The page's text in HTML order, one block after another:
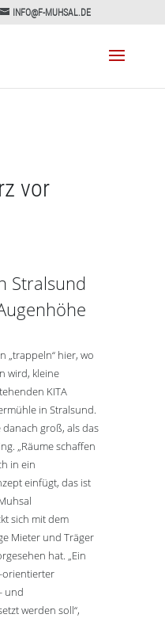
INFO@F-MUHSAL.DE
vor
Stralsund
„trappeln“ hier, wo
wird, kleine
KITA
in Stralsund.
groß, als das
„Räume schaffen
in ein
einfügt, das ist
sich mit dem
Mieter und Träger
hat. „Ein
orientierter
und
werden soll“,